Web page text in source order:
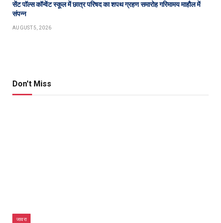
सेंट पॉल्स कॉन्वेंट स्कूल में छात्र परिषद का शपथ ग्रहण समारोह गरिमामय माहौल में
संपन्न
AUGUST 5, 2026
Don't Miss
जावरा